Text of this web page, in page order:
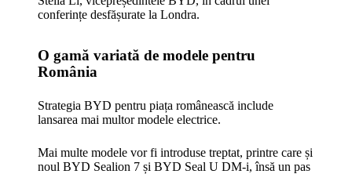
conferințe desfășurate la Londra.
O gamă variată de modele pentru
România
Strategia BYD pentru piața românească include
lansarea mai multor modele electrice.
Mai multe modele vor fi introduse treptat, printre care și
noul BYD Sealion 7 și BYD Seal U DM-i, însă un pas